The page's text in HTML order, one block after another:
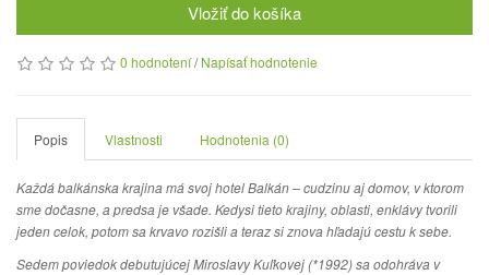
Vložiť do košíka
0 hodnotení/Napísať hodnotenie
Popis Vlastnosti Hodnotenia (0)
Každá balkánska krajina má svoj hotel Balkán – cudzinu aj domov, v ktorom
sme dočasne, a predsa je všade. Kedysi tieto krajiny, oblasti, enklávy tvorili
jeden celok, potom sa krvavo rozišli a teraz si znova hľadajú cestu k sebe.
Sedem poviedok debutujúcej Miroslavy Kuľkovej (*1992) sa odohráva v